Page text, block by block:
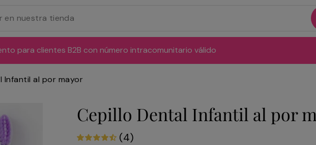
para clientes B2B con número intracomunitario válido
Infantil al por mayor
Cepillo Dental Infantil al por
(4)